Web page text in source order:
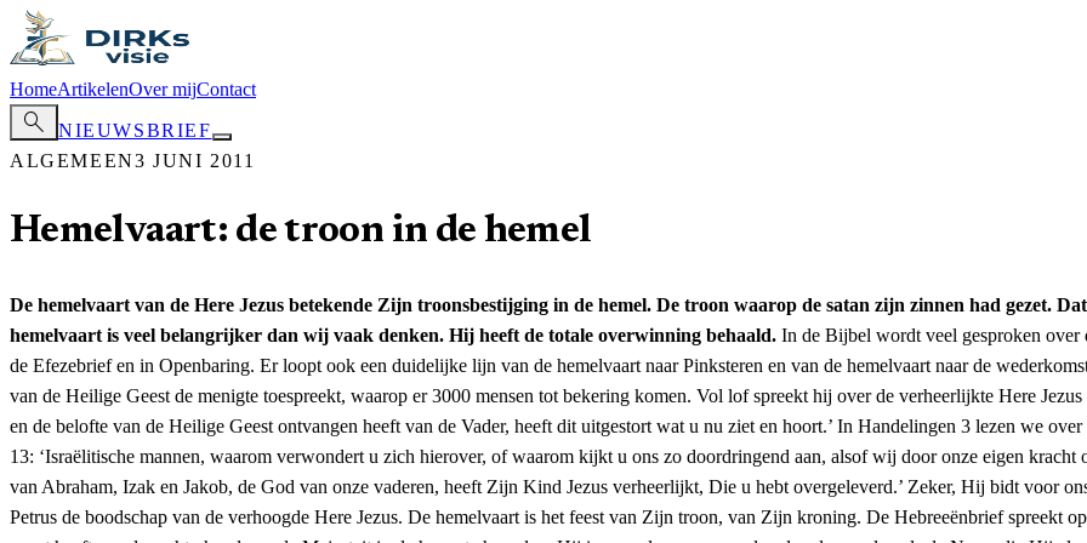
HomeArtikelenOver mijContact
search
NIEUWSBRIEF
ALGEMEEN3 JUNI 2011
Hemelvaart: de troon in de hemel
De hemelvaart van de Here Jezus betekende Zijn troonsbestijging in de hemel. De troon waarop de satan zijn zinnen had gezet.
hemelvaart is veel belangrijker dan wij vaak denken. Hij heeft de totale overwinning behaald. In de Bijbel wordt veel gesproken over de hemelvaart. We lezen erover in de Evangeliën, in Handelingen, in de Efezebrief en in Openbaring. Er loopt ook een duidelijke lijn van de hemelvaart naar Pinksteren en van de hemelvaart naar de wederkomst van de Here Jezus. Handelingen 2 laat zien hoe Petrus in de kracht van de Heilige Geest de menigte toespreekt, waarop er 3000 mensen tot bekering komen. Vol lof spreekt hij over de verheerlijkte Here Jezus op de troon: ‘Hij dan, Die door de rechterhand van God verhoogd is en de belofte van de Heilige Geest ontvangen heeft van de Vader, heeft dit uitgestort wat u nu ziet en hoort.’ In Handelingen 3 lezen we over de genezing van een verlamde. Petrus zegt daarover over vers 12 en 13: ‘Israëlitische mannen, waarom verwondert u zich hierover, of waarom kijkt u ons zo doordringend aan, alsof wij door onze eigen kracht of godsvrucht hebben bewerkstelligd dat deze man nu loopt? De God van Abraham, Izak en Jakob, de God van onze vaderen, heeft Zijn Kind Jezus verheerlijkt, Die u hebt overgeleverd.’ Zeker, Hij bidt voor ons, Hij is heengegaan om voor ons plaats te bereiden. Maar hier brengt Petrus de boodschap van de verhoogde Here Jezus. De hemelvaart is het feest van Zijn troon, van Zijn kroning. De Hebreeënbrief spreekt op diverse plaatsen over de hemelvaart. Het is de dag dat ‘Hij Zich gezet heeft aan de rechterhand van de Majesteit in de hoogste hemelen. Hij is zoveel meer geworden dan de engelen als de Naam die Hij als erfdeel ontvangen heeft, voortreffelijker is dan die van hen’ (Hebreeën 1:3b en 4). Op die dag zegt de Vader tegen Hem: ‘Uw troon, o God, bestaat in alle eeuwigheid. De scepter van Uw koninkrijk is een scepter van het recht.’ Het is de dag waarop God Hem met vreugdeolie gezalfd heeft boven Zijn metgezellen (vers 9). Het is de dag waarop de Vader tegen Hem zei: ‘Zit aan Mijn rechterhand, totdat Ik Uw vijanden neergelegd heb als een voetbank voor Uw voeten’ (Hebreeën 1:13). Het is de dag dat Hij met heerlijkheid en eer werd gekroond (Hebreeën 2:9). Het is de dag waarop Hij als grote Hogepriester de hemelen is doorgegaan (Hebreeën 4:14). Het is de dag waarop Hij voor allen, die Hem gehoorzamen, een oorzaak van eeuwige zaligheid is geworden (Hebreeën 5:9). Het is de dag waarop Hij boven de hemelen verheven werd (Hebreeën 7:26). Het is de dag waarop Hij als Zoon in eeuwigheid vervolmaakt werd (Hebreeën 7:28). Het is de dag waarop Hij als Hogepriester gezeten is aan de rechterhand van de troon van de majesteit in de hemelen (Hebreeën 8:1). Het is de dag waarop Hij een zoveel voortreffelijker bediening heeft ontvangen (Hebreeën 8:6). Christus heeft de troon bereikt. Die troon is voor satan definitief onbereikbaar geworden. Waarom spant de satan zich dan nog zo in? Omdat hij wil verhinderen dat ook u en ik die troon bereiken. Hij wil trachten te verhinderen dat Christus de vreugde zal beleven om met velen die troon te delen. Met Hemelvaart heeft de Here Jezus het allerhoogste punt bereikt: toen heeft Hij zich gezet op de troon van het heelal. Dit was tevens het hoogtepunt van heel Zijn verlossingswerk. In Hebreeën 9:12 is er sprake van een eeuwige verlossing, die Jezus voor ons heeft verworven. Dat was met hemelvaart. In Israël werden er dagelijks vele offers gebracht bij het grote altaar. Er was echter één dag in het hele jaar, waarop al die offers samen hun eigenlijke waarde verkregen en dat was op de grote verzoendag als de hogepriester met bloed, bij het altaar vergoten, het allerheiligste binnenging tot Gods troon. Dat is het beeld van